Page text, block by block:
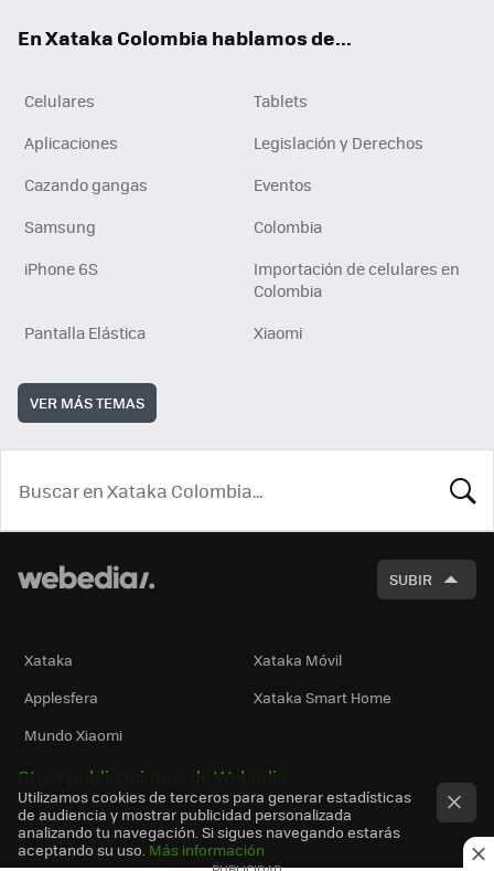
En Xataka Colombia hablamos de...
Celulares
Tablets
Aplicaciones
Legislación y Derechos
Cazando gangas
Eventos
Samsung
Colombia
iPhone 6S
Importación de celulares en
Colombia
Pantalla Elástica
Xiaomi
VER MÁS TEMAS
SUBIR
Xataka
Xataka Móvil
Applesfera
Xataka Smart Home
Mundo Xiaomi
Otras publicaciones de Webedia
Utilizamos cookies de terceros para generar estadísticas
de audiencia y mostrar publicidad personalizada
analizando tu navegación. Si sigues navegando estarás
aceptando su uso. Más información